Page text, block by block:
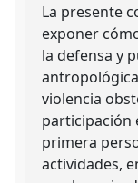
La presente
exponer
la defensa y
violencia
participación
primera
actividades,